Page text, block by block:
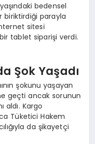
bedensel
biriktirdiği parayla
sitesi
tablet siparişi verdi.
Şok Yaşadı
şokunu yaşayan
geçti ancak sorunun
aldı. Kargo
Tüketici Hakem
da şikayetçi